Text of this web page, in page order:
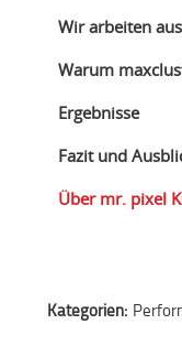
Wir arbeiten
Warum
Ergebnisse
Fazit und
Über mr. pixel
Kategorien: